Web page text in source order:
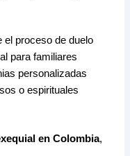
el proceso de duelo
para familiares
personalizadas
o espirituales
en Colombia,